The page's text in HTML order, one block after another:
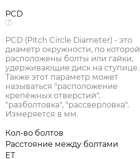
PCD
PCD (Pitch Circle Diameter) - это
диаметр окружности, по которой
расположены болты или гайки,
удерживающие диск на ступице.
Также этот параметр может
называться "расположение
крепёжных отверстий",
"разболтовка", "рассверловка".
Измеряется в мм.
Кол-во болтов
Расстояние между болтами
ET